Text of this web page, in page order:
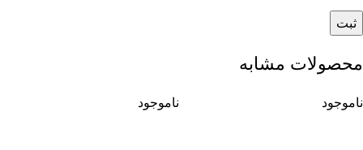
محصولات مشابه
ناموجود ناموجود